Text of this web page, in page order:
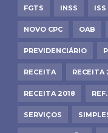
FGTS INSS ISS
NOVO CPC OAB
PREVIDENCIÁRIO
RECEITA RECEITA
RECEITA 2018
SERVIÇOS